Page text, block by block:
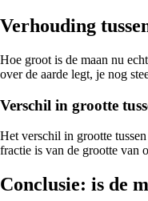
Verhouding
Hoe groot is de maan nu
over de aarde legt, je nog
Verschil in grootte
Het verschil in grootte
fractie is van de grootte van
Conclusie: is de